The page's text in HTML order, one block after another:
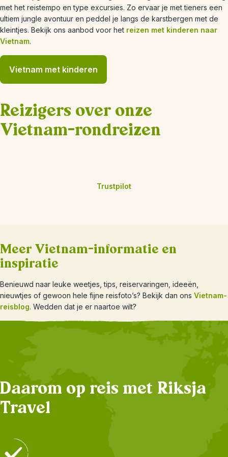
met het reistempo en type excursies. Zo ervaar je met tieners een
ultiem jungle avontuur en peddel je langs de karstbergen met de
kleintjes. Bekijk ons aanbod voor het reizen met kinderen naar
Vietnam.
Vietnam met kinderen
Reizigers over onze
Vietnam-rondreizen
Trustpilot
Meer Vietnam-informatie en
inspiratie
Benieuwd naar leuke weetjes, tips, reiservaringen, ideeën,
nieuwtjes of gewoon hele fijne reisfoto’s? Bekijk dan ons Vietnam-
reisblog. Wedden dat je er naartoe wilt?
Daarom op reis met Riksja
Travel